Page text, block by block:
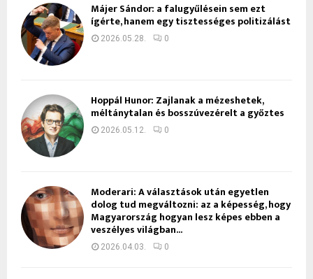
Májer Sándor: a falugyűlésein sem ezt
ígérte, hanem egy tisztességes politizálást
2026.05.28. 0
Hoppál Hunor: Zajlanak a mézeshetek,
méltánytalan és bosszúvezérelt a győztes
2026.05.12. 0
Moderari: A választások után egyetlen
dolog tud megváltozni: az a képesség, hogy
Magyarország hogyan lesz képes ebben a
veszélyes világban...
2026.04.03. 0